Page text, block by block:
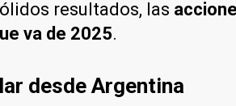
resultados, las
va de 2025.
desde Argentina